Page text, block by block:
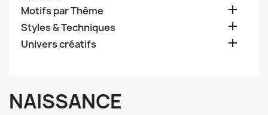
Motifs par Thème

Styles & Techniques 
Univers créatifs 
NAISSANCE